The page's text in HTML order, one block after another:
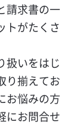
請求書の一
トがたくさ
扱いをはじ
り揃えてお
お悩みの方
にお問合せ